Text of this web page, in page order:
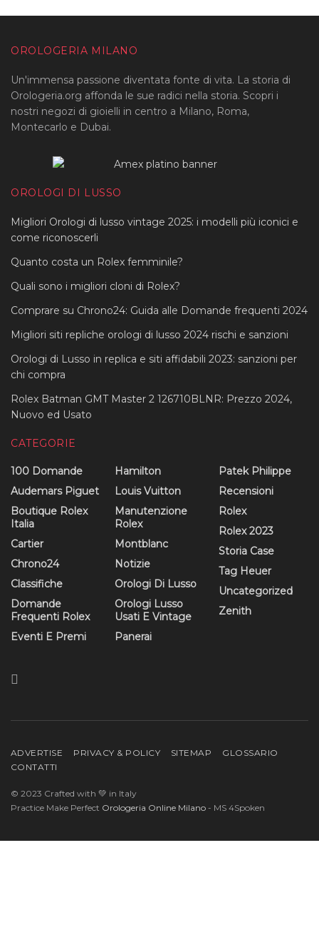
OROLOGERIA MILANO
Un'immensa passione diventata fonte di vita. La storia di
Orologeria.org affonda le sue radici nella storia. Scopri i
nostri negozi di gioielli in centro a Milano, Roma,
Montecarlo e Dubai.
OROLOGI DI LUSSO
Migliori Orologi di lusso vintage 2025: i modelli più iconici e
come riconoscerli
Quanto costa un Rolex femminile?
Quali sono i migliori cloni di Rolex?
Comprare su Chrono24: Guida alle Domande frequenti 2024
Migliori siti repliche orologi di lusso 2024 rischi e sanzioni
Orologi di Lusso in replica e siti affidabili 2023: sanzioni per
chi compra
Rolex Batman GMT Master 2 126710BLNR: Prezzo 2024,
Nuovo ed Usato
CATEGORIE
100 Domande
Audemars Piguet
Boutique Rolex
Italia
Cartier
Chrono24
Classifiche
Domande
Frequenti Rolex
Eventi E Premi
Hamilton
Louis Vuitton
Manutenzione
Rolex
Montblanc
Notizie
Orologi Di Lusso
Orologi Lusso
Usati E Vintage
Panerai
Patek Philippe
Recensioni
Rolex
Rolex 2023
Storia Case
Tag Heuer
Uncategorized
Zenith
ADVERTISE PRIVACY & POLICY SITEMAP
GLOSSARIO
CONTATTI
© 2023 Crafted with 💚 in Italy
Practice Make Perfect Orologeria Online Milano - MS 4Spoken